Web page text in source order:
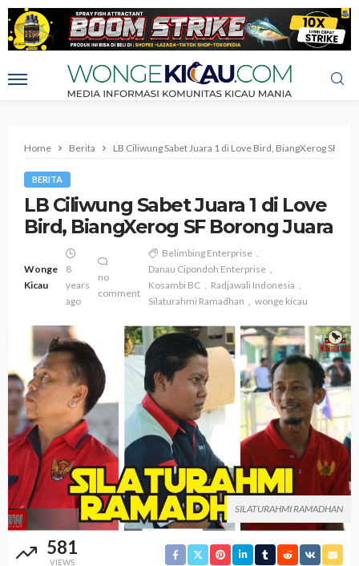
Home Berita LB Ciliwung Sabet Juara 1 di Love Bird, BiangXerog SF
BERITA
LB Ciliwung Sabet Juara 1 di Love
Bird, BiangXerog SF Borong Juara
Wonge
Kicau
8
years
ago
no
comment
Belimbing Enterprise
Danau Cipondoh Enterprise
Kosambi BC
Radjawali Indonesia
Silaturahmi Ramadhan
wonge kicau
SILATURAHMI RAMADHAN
581
VIEWS